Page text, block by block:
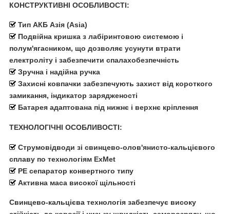
КОНСТРУКТИВНІ ОСОБЛИВОСТІ:
Тип АКБ Азія (Asia)
Подвійна кришка з лабіринтовою системою і
полум'ягасником, що дозволяє усунути втрати
електроліту і забезпечити спалахобезпечність
Зручна і надійна ручка
Захисні ковпачки забезпечують захист від короткого
замикання, індикатор зарядженості
Батарея адаптована під нижнє і верхнє кріплення
ТЕХНОЛОГІЧНІ ОСОБЛИВОСТІ:
Струмовідводи зі свинцево-олов'янисто-кальцієвого
сплаву по технологіям ExMet
PE сепаратор конвертного типу
Активна маса високої щільності
Свинцево-кальцієва технологія забезпечує високу